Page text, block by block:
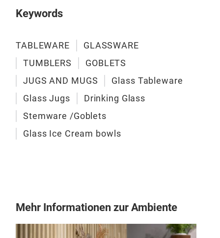
Keywords
TABLEWARE
GLASSWARE
TUMBLERS
GOBLETS
JUGS AND MUGS
Glass Tableware
Glass Jugs
Drinking Glass
Stemware /Goblets
Glass Ice Cream bowls
Mehr Informationen zur Ambiente